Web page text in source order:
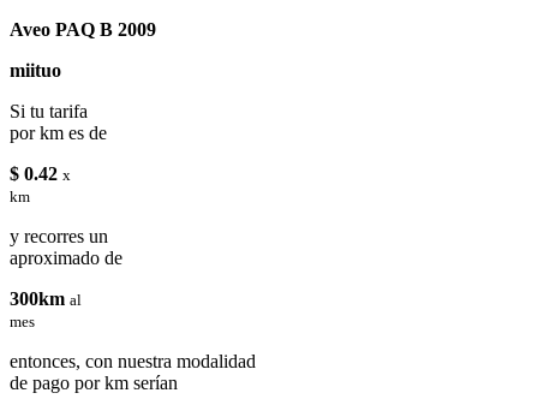
Aveo PAQ B 2009
miituo
Si tu tarifa
por km es de
$ 0.42 x
km
y recorres un
aproximado de
300km al
mes
entonces, con nuestra modalidad
de pago por km serían